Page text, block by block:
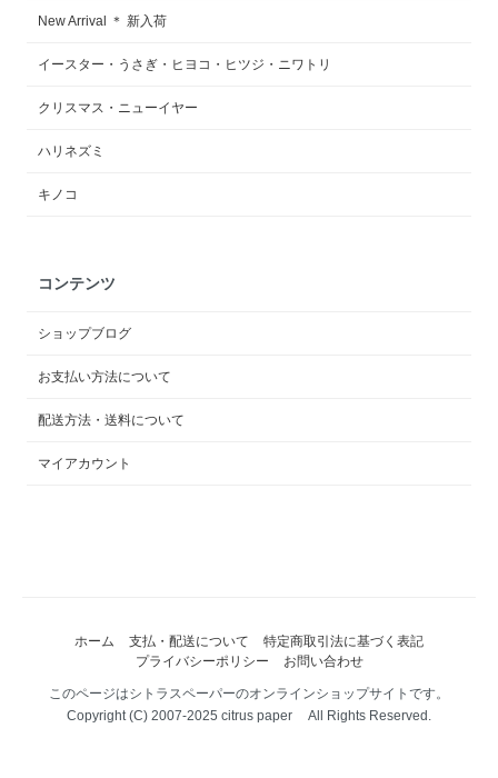
New Arrival ＊ 新入荷
イースター・うさぎ・ヒヨコ・ヒツジ・ニワトリ
クリスマス・ニューイヤー
ハリネズミ
キノコ
コンテンツ
ショップブログ
お支払い方法について
配送方法・送料について
マイアカウント
ホーム 支払・配送について
特定商取引法に基づく表記
プライバシーポリシー
お問い合わせ
このページはシトラスペーパーのオンラインショップサイトです。
Copyright (C) 2007-2025 citrus paper All Rights Reserved.